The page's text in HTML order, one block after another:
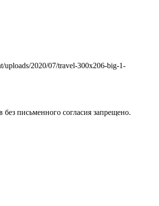
uploads/2020/07/travel-300x206-big-1-
письменного согласия запрещено.